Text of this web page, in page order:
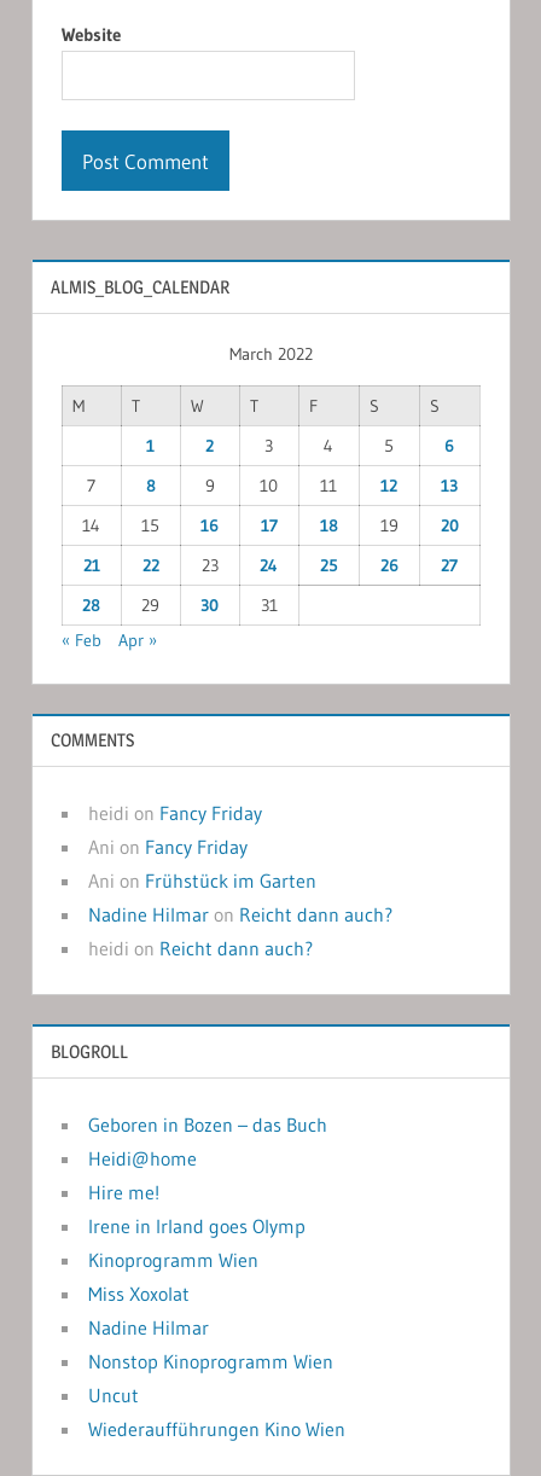
Website
ALMIS_BLOG_CALENDAR
March 2022
M T W T F S
S
1
2 3 4 5
6
7
8 9 10 11 12
13
14
15 16 17 18 19
20
21
22 23 24 25 26
27
28
29 30
31
« Feb
Apr »
COMMENTS
heidi on Fancy Friday
Ani on Fancy Friday
Ani on Frühstück im Garten
Nadine Hilmaron Reicht dann auch?
heidi on Reicht dann auch?
BLOGROLL
Geboren in Bozen – das Buch
Heidi@home
Hire me!
Irene in Irland goes Olymp
Kinoprogramm Wien
Miss Xoxolat
Nadine Hilmar
Nonstop Kinoprogramm Wien
Uncut
Wiederaufführungen Kino Wien